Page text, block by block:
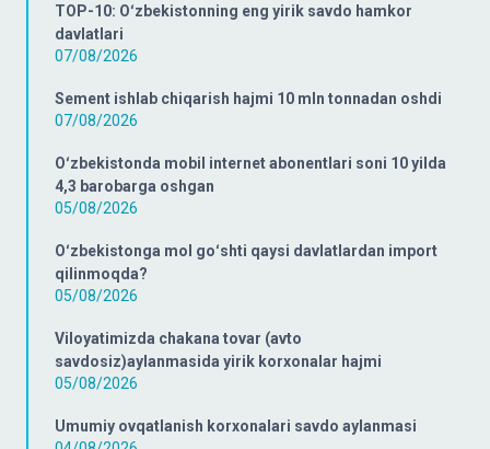
TOP-10: Oʻzbekistonning eng yirik savdo hamkor
davlatlari
07/08/2026
Sement ishlab chiqarish hajmi 10 mln tonnadan oshdi
07/08/2026
Oʻzbekistonda mobil internet abonentlari soni 10 yilda
4,3 barobarga oshgan
05/08/2026
Oʻzbekistonga mol goʻshti qaysi davlatlardan import
qilinmoqda?
05/08/2026
Viloyatimizda chakana tovar (avto
savdosiz)aylanmasida yirik korxonalar hajmi
05/08/2026
Umumiy ovqatlanish korxonalari savdo aylanmasi